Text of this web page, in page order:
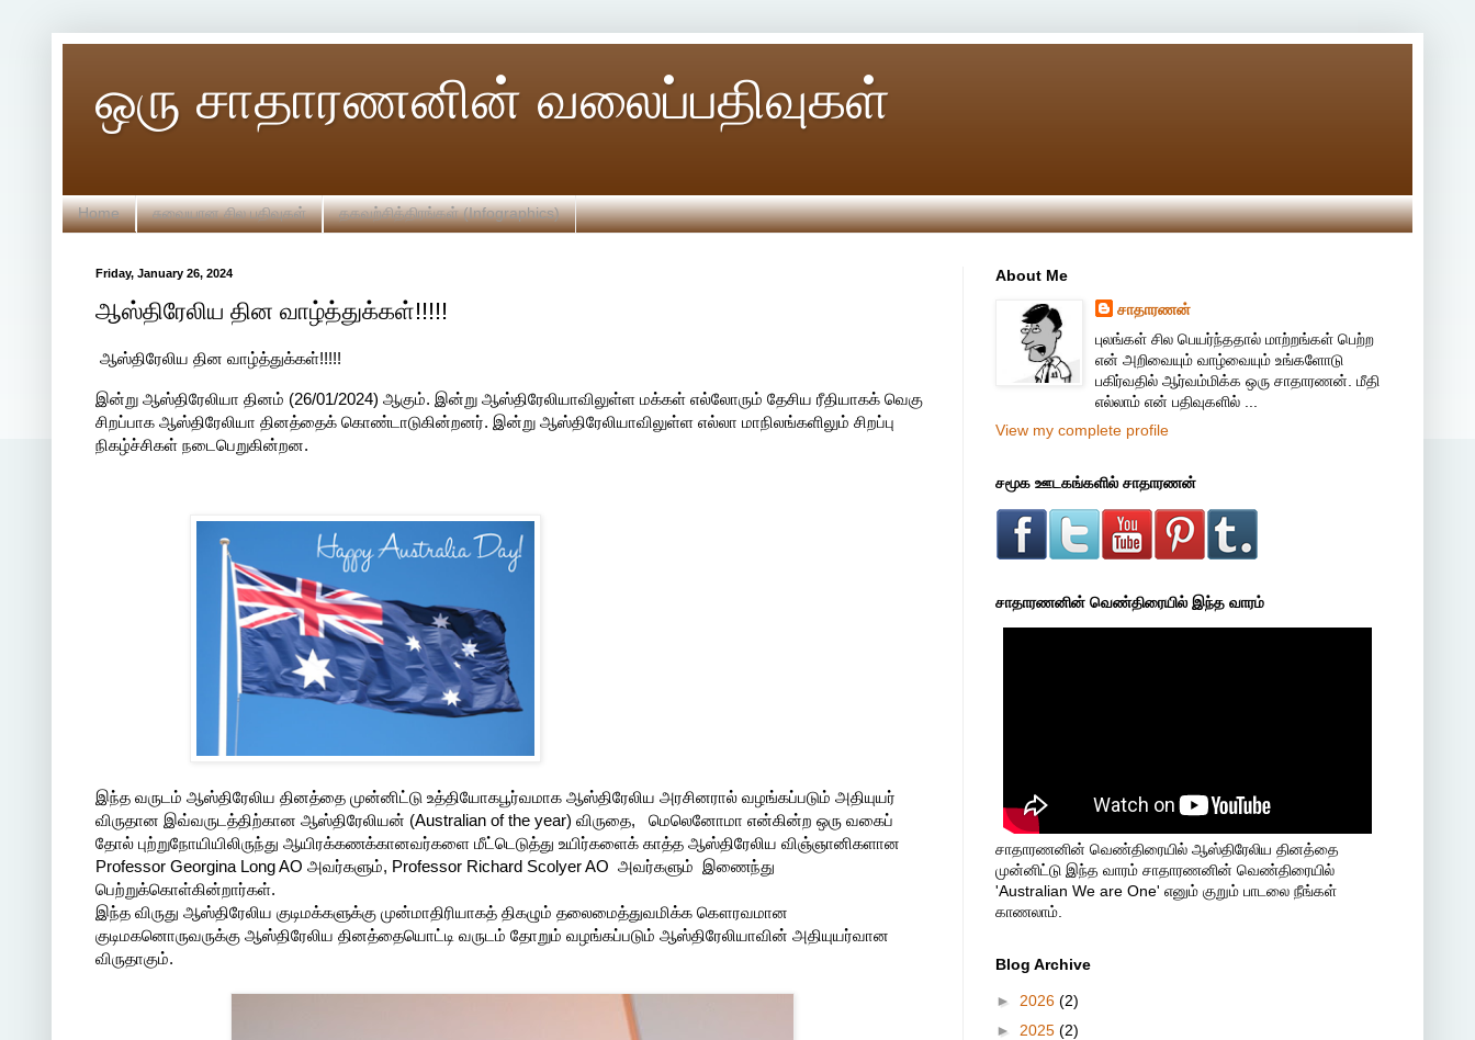
ஒரு சாதாரணனின் வலைப்பதிவுகள்
Home சுவையான சில பதிவுகள் தகவற்சித்திரங்கள் (Infographics)
Friday, January 26, 2024
ஆஸ்திரேலிய தின வாழ்த்துக்கள்!!!!!
ஆஸ்திரேலிய தின வாழ்த்துக்கள்!!!!!
இன்று ஆஸ்திரேலியா தினம் (26/01/2024) ஆகும். இன்று ஆஸ்திரேலியாவிலுள்ள மக்கள் எல்லோரும் தேசிய ரீதியாகக் வெகு
சிறப்பாக ஆஸ்திரேலியா தினத்தைக் கொண்டாடுகின்றனர். இன்று ஆஸ்திரேலியாவிலுள்ள எல்லா மாநிலங்களிலும் சிறப்பு
நிகழ்ச்சிகள் நடைபெறுகின்றன.
இந்த வருடம் ஆஸ்திரேலிய தினத்தை முன்னிட்டு உத்தியோகபூர்வமாக ஆஸ்திரேலிய அரசினரால் வழங்கப்படும் அதியுயர்
விருதான இவ்வருடத்திற்கான ஆஸ்திரேலியன் (Australian of the year) விருதை, மெலெனோமா என்கின்ற ஒரு வகைப்
தோல் புற்றுநோயியிலிருந்து ஆயிரக்கணக்கானவர்களை மீட்டெடுத்து உயிர்களைக் காத்த ஆஸ்திரேலிய விஞ்ஞானிகளான
Professor Georgina Long AO அவர்களும், Professor Richard Scolyer AO அவர்களும் இணைந்து
பெற்றுக்கொள்கின்றார்கள்.
இந்த விருது ஆஸ்திரேலிய குடிமக்களுக்கு முன்மாதிரியாகத் திகழும் தலைமைத்துவமிக்க கௌரவமான
குடிமகனொருவருக்கு ஆஸ்திரேலிய தினத்தையொட்டி வருடம் தோறும் வழங்கப்படும் ஆஸ்திரேலியாவின் அதியுயர்வான‌
விருதாகும்.
About Me
சாதாரணன்
புலங்கள் சில பெயர்ந்ததால் மாற்றங்கள் பெற்ற
என் அறிவையும் வாழ்வையும் உங்களோடு
பகிர்வதில் ஆர்வம்மிக்க ஒரு சாதாரணன். மீதி
எல்லாம் என் பதிவுகளில் ...
View my complete profile
சமூக ஊடகங்களில் சாதாரணன்
சாதாரணனின் வெண்திரையில் இந்த வாரம்
சாதாரணனின் வெண்திரையில் ஆஸ்திரேலிய தினத்தை
முன்னிட்டு இந்த வாரம் சாதாரணனின் வெண்திரையில்
'Australian We are One' எனும் குறும் பாடலை நீங்கள்
காணலாம்.
Blog Archive
► 2026 (2)
► 2025 (2)